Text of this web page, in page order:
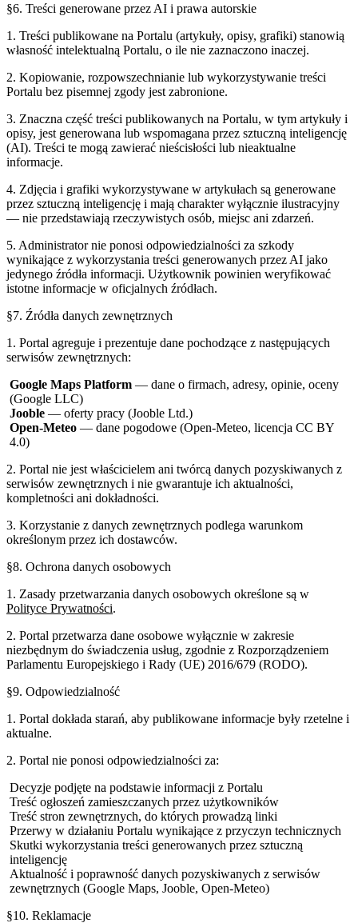
§6. Treści generowane przez AI i prawa autorskie
1. Treści publikowane na Portalu (artykuły, opisy, grafiki) stanowią
własność intelektualną Portalu, o ile nie zaznaczono inaczej.
2. Kopiowanie, rozpowszechnianie lub wykorzystywanie treści
Portalu bez pisemnej zgody jest zabronione.
3. Znaczna część treści publikowanych na Portalu, w tym artykuły i
opisy, jest generowana lub wspomagana przez sztuczną inteligencję
(AI). Treści te mogą zawierać nieścisłości lub nieaktualne
informacje.
4. Zdjęcia i grafiki wykorzystywane w artykułach są generowane
przez sztuczną inteligencję i mają charakter wyłącznie ilustracyjny
— nie przedstawiają rzeczywistych osób, miejsc ani zdarzeń.
5. Administrator nie ponosi odpowiedzialności za szkody
wynikające z wykorzystania treści generowanych przez AI jako
jedynego źródła informacji. Użytkownik powinien weryfikować
istotne informacje w oficjalnych źródłach.
§7. Źródła danych zewnętrznych
1. Portal agreguje i prezentuje dane pochodzące z następujących
serwisów zewnętrznych:
Google Maps Platform — dane o firmach, adresy, opinie, oceny
(Google LLC)
Jooble — oferty pracy (Jooble Ltd.)
Open-Meteo — dane pogodowe (Open-Meteo, licencja CC BY
4.0)
2. Portal nie jest właścicielem ani twórcą danych pozyskiwanych z
serwisów zewnętrznych i nie gwarantuje ich aktualności,
kompletności ani dokładności.
3. Korzystanie z danych zewnętrznych podlega warunkom
określonym przez ich dostawców.
§8. Ochrona danych osobowych
1. Zasady przetwarzania danych osobowych określone są w
Polityce Prywatności.
2. Portal przetwarza dane osobowe wyłącznie w zakresie
niezbędnym do świadczenia usług, zgodnie z Rozporządzeniem
Parlamentu Europejskiego i Rady (UE) 2016/679 (RODO).
§9. Odpowiedzialność
1. Portal dokłada starań, aby publikowane informacje były rzetelne i
aktualne.
2. Portal nie ponosi odpowiedzialności za:
Decyzje podjęte na podstawie informacji z Portalu
Treść ogłoszeń zamieszczanych przez użytkowników
Treść stron zewnętrznych, do których prowadzą linki
Przerwy w działaniu Portalu wynikające z przyczyn technicznych
Skutki wykorzystania treści generowanych przez sztuczną
inteligencję
Aktualność i poprawność danych pozyskiwanych z serwisów
zewnętrznych (Google Maps, Jooble, Open-Meteo)
§10. Reklamacje